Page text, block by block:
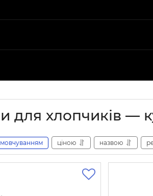
для хлопчиків —
ціною назвою